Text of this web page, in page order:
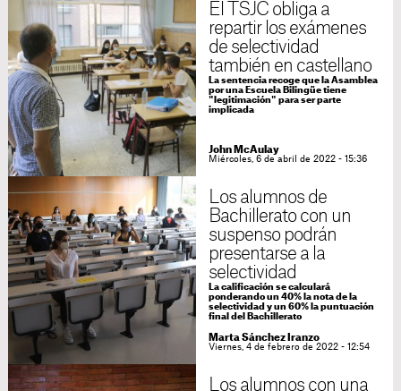
El TSJC obliga a
repartir los exámenes
de selectividad
también en castellano
La sentencia recoge que la Asamblea
por una Escuela Bilingüe tiene
"legitimación" para ser parte
implicada
John McAulay
Miércoles, 6 de abril de 2022 - 15:36
Los alumnos de
Bachillerato con un
suspenso podrán
presentarse a la
selectividad
La calificación se calculará
ponderando un 40% la nota de la
selectividad y un 60% la puntuación
final del Bachillerato
Marta Sánchez Iranzo
Viernes, 4 de febrero de 2022 - 12:54
Los alumnos con una